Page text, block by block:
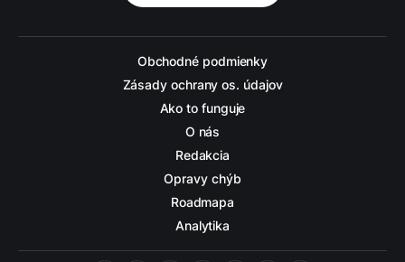
Obchodné podmienky
Zásady ochrany os. údajov
Ako to funguje
O nás
Redakcia
Opravy chýb
Roadmapa
Analytika